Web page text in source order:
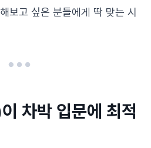
보고 싶은 분들에게 딱 맞는 시
차박 입문에 최적